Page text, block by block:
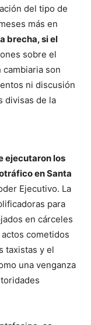
del tipo de
más en
brecha, si el
sobre el
son
ni discusión
divisas de la
ejecutaron los
en Santa
Ejecutivo. La
para
en cárceles
cometidos
taxistas y el
una venganza